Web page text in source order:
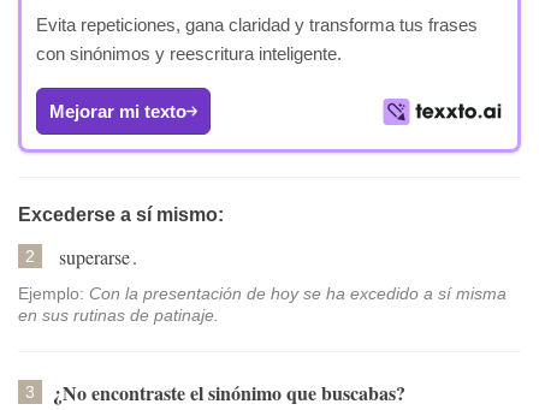
Evita repeticiones, gana claridad y transforma tus frases
con sinónimos y reescritura inteligente.
Mejorar mi texto
Excederse a sí mismo:
2 superarse.
Ejemplo: Con la presentación de hoy se ha excedido a sí misma
en sus rutinas de patinaje.
3 ¿No encontraste el sinónimo que buscabas?